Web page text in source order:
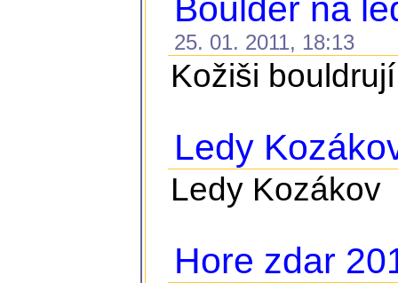
Boulder na
25. 01. 2011, 18:13
Kožiši
Ledy
Ledy Kozákov
Hore zdar